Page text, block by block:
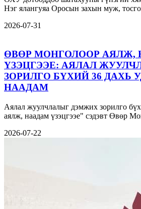
Нэг ялангуяа Оросын захын муж,
2026-07-31
ӨВӨР МОНГОЛООР АЯЛЖ,
ҮЗЭЦГЭЭЕ: АЯЛАЛ
ЗОРИЛГО БҮХИЙ 36 ДАХЬ
НААДАМ
Аялал жуулчлалыг дэмжих зорилго
аялж, наадам үзэцгээе" сэдэвт Өвөр
2026-07-22